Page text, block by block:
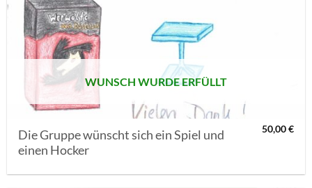
WUNSCH WURDE ERFÜLLT
Die Gruppe wünscht sich ein Spiel und
einen Hocker
50,00€